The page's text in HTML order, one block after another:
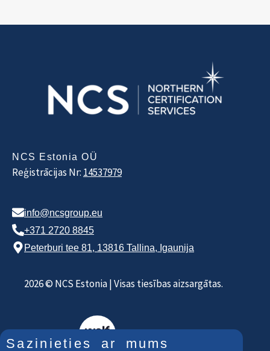
Sazinieties ar mums
NCS Estonia OÜ
Reģistrācijas Nr: 14537979
info@ncsgroup.eu
+371 2720 8845
Peterburi tee 81, 13816 Tallina, Igaunija
2026 © NCS Estonia | Visas tiesības aizsargātas.